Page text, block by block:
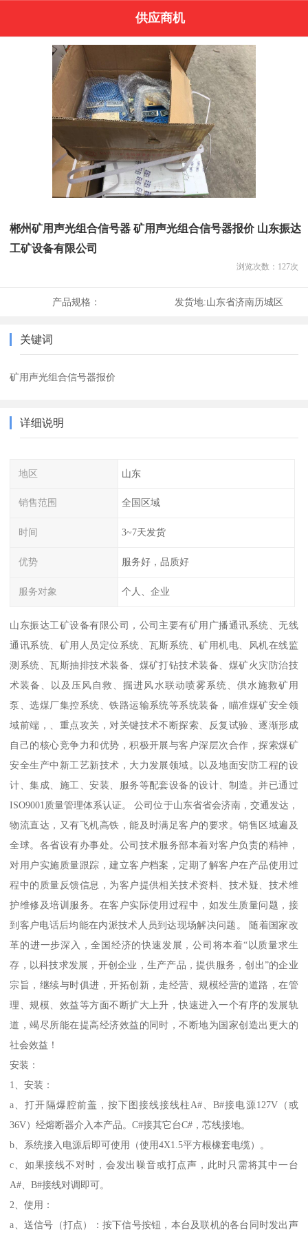
供应商机
郴州矿用声光组合信号器 矿用声光组合信号器报价 山东振达
工矿设备有限公司
浏览次数： 127次
产品规格： 发货地:山东省济南历城区
关键词
矿用声光组合信号器报价
详细说明
地区 山东
销售范围 全国区域
时间 3~7天发货
优势 服务好，品质好
服务对象 个人、企业
山东振达工矿设备有限公司，公司主要有矿用广播通讯系统、无线
通讯系统、矿用人员定位系统、瓦斯系统、矿用机电、风机在线监
测系统、瓦斯抽排技术装备、煤矿打钻技术装备、煤矿火灾防治技
术装备、以及压风自救、掘进风水联动喷雾系统、供水施救矿用
泵、选煤厂集控系统、铁路运输系统等系统装备，瞄准煤矿安全领
域前端，、重点攻关，对关键技术不断探索、反复试验、逐渐形成
自己的核心竞争力和优势，积极开展与客户深层次合作，探索煤矿
安全生产中新工艺新技术，大力发展领域。以及地面安防工程的设
计、集成、施工、安装、服务等配套设备的设计、制造。并已通过
ISO9001质量管理体系认证。 公司位于山东省省会济南，交通发达，
物流直达，又有飞机高铁，能及时满足客户的要求。销售区域遍及
全球。各省设有办事处。公司技术服务部本着对客户负责的精神，
对用户实施质量跟踪，建立客户档案，定期了解客户在产品使用过
程中的质量反馈信息，为客户提供相关技术资料、技术疑、技术维
护维修及培训服务。在客户实际使用过程中，如发生质量问题，接
到客户电话后均能在内派技术人员到达现场解决问题。 随着国家改
革的进一步深入，全国经济的快速发展，公司将本着“以质量求生
存，以科技求发展，开创企业，生产产品，提供服务，创出”的企业
宗旨，继续与时俱进，开拓创新，走经营、规模经营的道路，在管
理、规模、效益等方面不断扩大上升，快速进入一个有序的发展轨
道，竭尽所能在提高经济效益的同时，不断地为国家创造出更大的
社会效益！
安装：
1、安装：
a、打开隔爆腔前盖，按下图接线接线柱A#、B#接电源127V（或
36V）经熔断器介入本产品。C#接其它台C#，芯线接地。
b、系统接入电源后即可使用（使用4X1.5平方根橡套电缆）。
c、如果接线不对时，会发出噪音或打点声，此时只需将其中一台
A#、B#接线对调即可。
2、使用：
a、送信号（打点）：按下信号按钮，本台及联机的各台同时发出声